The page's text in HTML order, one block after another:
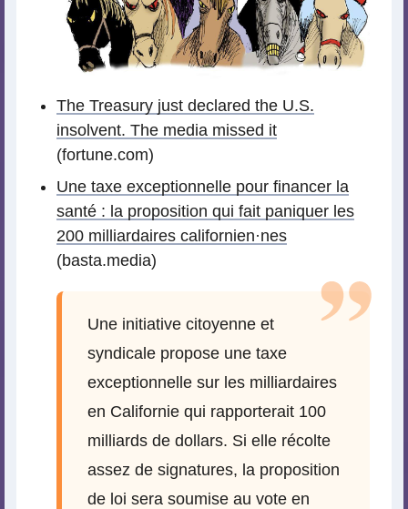
The Treasury just declared the U.S.
insolvent. The media missed it
(fortune.com)
Une taxe exceptionnelle pour financer la
santé : la proposition qui fait paniquer les
200 milliardaires californien·nes
(basta.media)
Une initiative citoyenne et
syndicale propose une taxe
exceptionnelle sur les milliardaires
en Californie qui rapporterait 100
milliards de dollars. Si elle récolte
assez de signatures, la proposition
de loi sera soumise au vote en